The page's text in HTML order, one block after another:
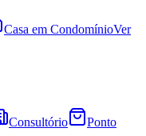
Casa em CondomínioVer
Consultório
Ponto